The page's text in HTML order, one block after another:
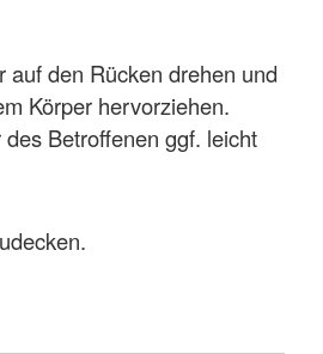
auf den Rücken drehen und
Körper hervorziehen.
Betroffenen ggf. leicht